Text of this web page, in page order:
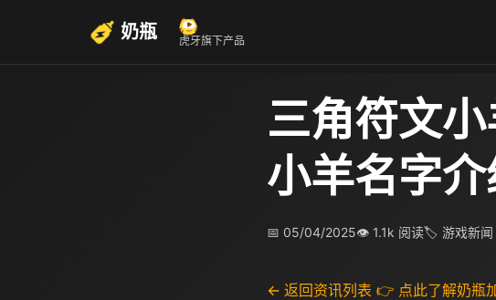
奶瓶 虎牙旗下产品
三角符文
小羊名字
📅 05/04/2025👁 1.1k 阅读🏷 游戏新闻
← 返回资讯列表 👉 点此了解奶瓶